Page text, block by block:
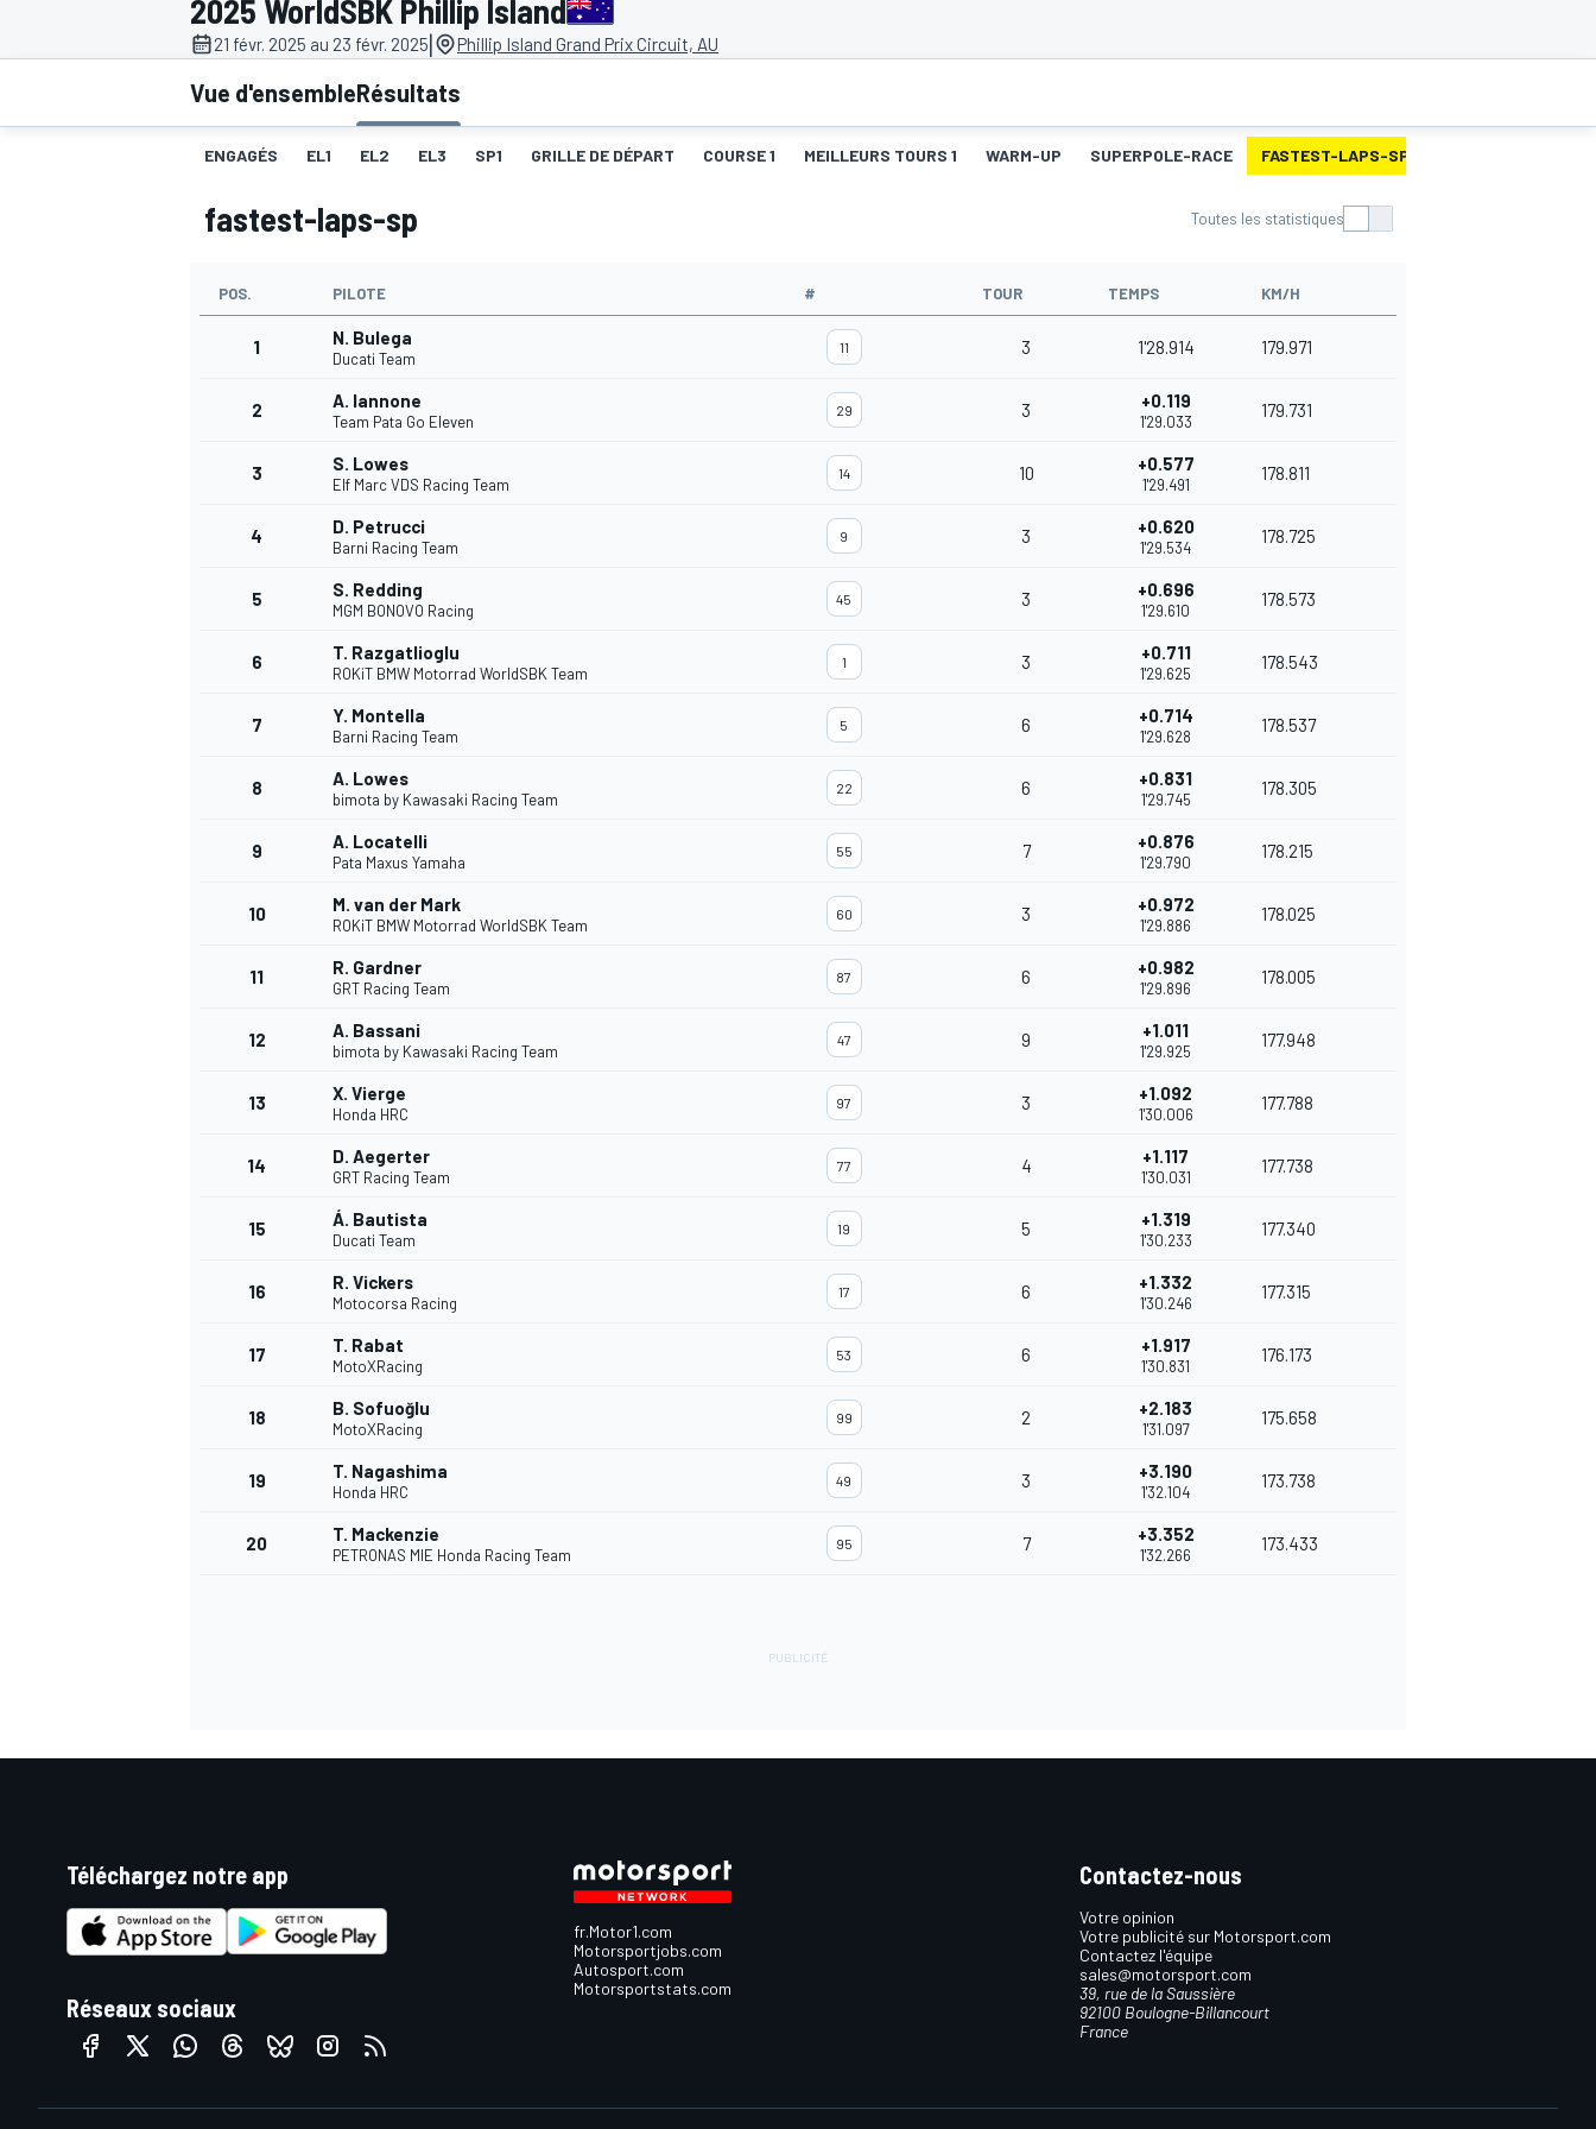
2025 WorldSBK Phillip Island
21 févr. 2025 au 23 févr. 2025| Phillip Island Grand Prix Circuit, AU
Vue d'ensembleRésultats
ENGAGÉS EL1 EL2 EL3 SP1 GRILLE DE DÉPART COURSE 1 MEILLEURS TOURS 1 WARM-UP SUPERPOLE-RACE FASTEST-LAPS-SP
fastest-laps-sp Toutes les statistiques
POS. PILOTE # TOUR TEMPS KM/H
1 N. Bulega
Ducati Team
11 3 1'28.914 179.971
2 A. Iannone
Team Pata Go Eleven
29 3 +0.119
1'29.033
179.731
3 S. Lowes
Elf Marc VDS Racing Team
14 10 +0.577
1'29.491
178.811
4 D. Petrucci
Barni Racing Team
9 3 +0.620
1'29.534
178.725
5 S. Redding
MGM BONOVO Racing
45 3 +0.696
1'29.610
178.573
6 T. Razgatlioglu
ROKiT BMW Motorrad WorldSBK Team
1 3 +0.711
1'29.625
178.543
7 Y. Montella
Barni Racing Team
5 6 +0.714
1'29.628
178.537
8 A. Lowes
bimota by Kawasaki Racing Team
22 6 +0.831
1'29.745
178.305
9 A. Locatelli
Pata Maxus Yamaha
55 7 +0.876
1'29.790
178.215
10 M. van der Mark
ROKiT BMW Motorrad WorldSBK Team
60 3 +0.972
1'29.886
178.025
11 R. Gardner
GRT Racing Team
87 6 +0.982
1'29.896
178.005
12 A. Bassani
bimota by Kawasaki Racing Team
47 9 +1.011
1'29.925
177.948
13 X. Vierge
Honda HRC
97 3 +1.092
1'30.006
177.788
14 D. Aegerter
GRT Racing Team
77 4 +1.117
1'30.031
177.738
15 Á. Bautista
Ducati Team
19 5 +1.319
1'30.233
177.340
16 R. Vickers
Motocorsa Racing
17 6 +1.332
1'30.246
177.315
17 T. Rabat
MotoXRacing
53 6 +1.917
1'30.831
176.173
18 B. Sofuoğlu
MotoXRacing
99 2 +2.183
1'31.097
175.658
19 T. Nagashima
Honda HRC
49 3 +3.190
1'32.104
173.738
20 T. Mackenzie
PETRONAS MIE Honda Racing Team
95 7 +3.352
1'32.266
173.433
Téléchargez notre app
Réseaux sociaux
fr.Motor1.com
Motorsportjobs.com
Autosport.com
Motorsportstats.com
Contactez-nous
Votre opinion
Votre publicité sur Motorsport.com
Contactez l'équipe
sales@motorsport.com
39, rue de la Saussière
92100 Boulogne-Billancourt
France